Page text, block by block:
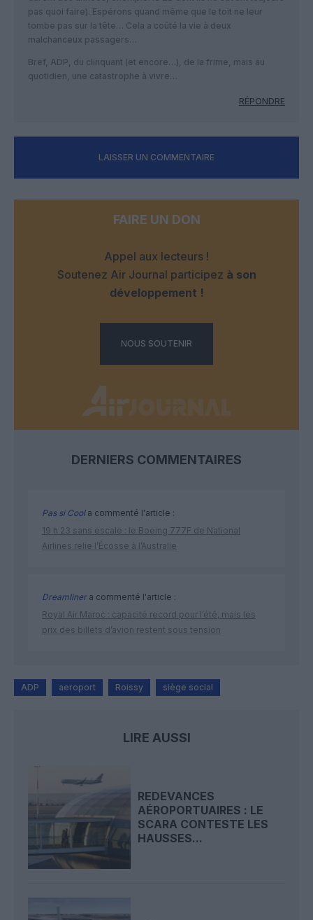
pas quoi faire). Espérons quand même que le toit ne leur
tombe pas sur la tête… Cela a coûté la vie à deux
malchanceux passagers…
Bref, ADP, du clinquant (et encore…), de la frime, mais au
quotidien, une catastrophe à vivre…
RÉPONDRE
LAISSER UN COMMENTAIRE
FAIRE UN DON
Appel aux lecteurs !
Soutenez Air Journal participez à son
développement !
NOUS SOUTENIR
DERNIERS COMMENTAIRES
Pas si Coola commenté l'article :
19 h 23 sans escale : le Boeing 777F de National
Airlines relie l’Écosse à l’Australie
Dreamlinera commenté l'article :
Royal Air Maroc : capacité record pour l’été, mais les
prix des billets d’avion restent sous tension
ADP aeroport Roissy siège social
LIRE AUSSI
REDEVANCES
AÉROPORTUAIRES : LE
SCARA CONTESTE LES
HAUSSES...